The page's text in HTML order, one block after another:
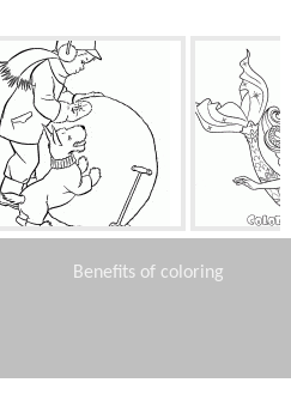
Boy esculpe muñeco de
Benefits of coloring